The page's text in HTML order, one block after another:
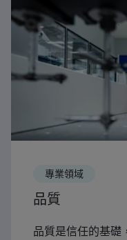
專業領域
品質
品質是信任的基礎